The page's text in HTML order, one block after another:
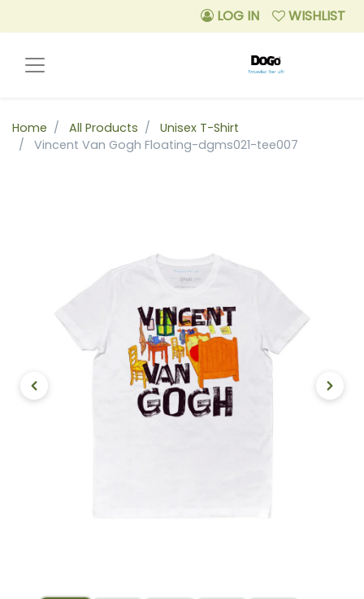
LOG IN WISHLIST
Home All Products
Unisex T-Shirt
Vincent Van Gogh Floating-dgms021-tee007